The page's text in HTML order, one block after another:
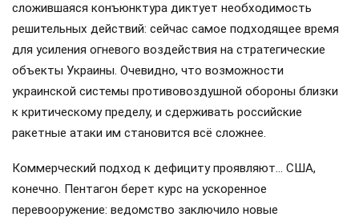
сложившаяся конъюнктура диктует необходимость
решительных действий: сейчас самое подходящее время
для усиления огневого воздействия на стратегические
объекты Украины. Очевидно, что возможности
украинской системы противовоздушной обороны близки
к критическому пределу, и сдерживать российские
ракетные атаки им становится всё сложнее.
Коммерческий подход к дефициту проявляют… США,
конечно. Пентагон берет курс на ускоренное
перевооружение: ведомство заключило новые